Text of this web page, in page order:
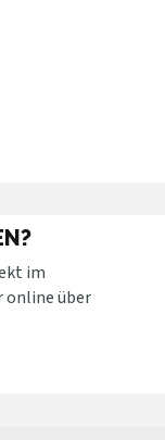
im
online über